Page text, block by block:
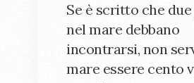
Se è scritto che
nel mare debbano
incontrarsi, non
mare essere cento